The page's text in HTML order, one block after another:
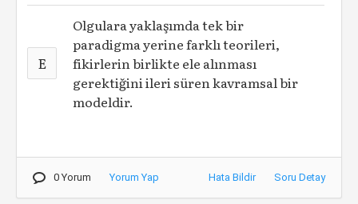
E
Olgulara yaklaşımda tek bir
paradigma yerine farklı teorileri,
fikirlerin birlikte ele alınması
gerektiğini ileri süren kavramsal bir
modeldir.
0 Yorum Yorum Yap Hata Bildir Soru Detay